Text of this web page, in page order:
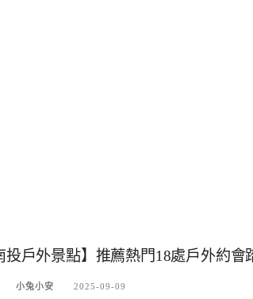
投戶外景點】推薦熱門18處戶外約會
小兔小安 2025-09-09